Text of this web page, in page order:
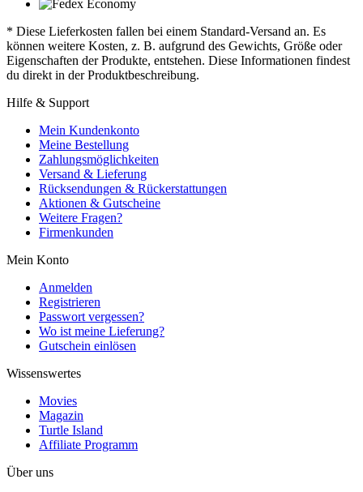
* Diese Lieferkosten fallen bei einem Standard-Versand an. Es
können weitere Kosten, z. B. aufgrund des Gewichts, Größe oder
Eigenschaften der Produkte, entstehen. Diese Informationen findest
du direkt in der Produktbeschreibung.
Hilfe & Support
Mein Kundenkonto
Meine Bestellung
Zahlungsmöglichkeiten
Versand & Lieferung
Rücksendungen & Rückerstattungen
Aktionen & Gutscheine
Weitere Fragen?
Firmenkunden
Mein Konto
Anmelden
Registrieren
Passwort vergessen?
Wo ist meine Lieferung?
Gutschein einlösen
Wissenswertes
Movies
Magazin
Turtle Island
Affiliate Programm
Über uns